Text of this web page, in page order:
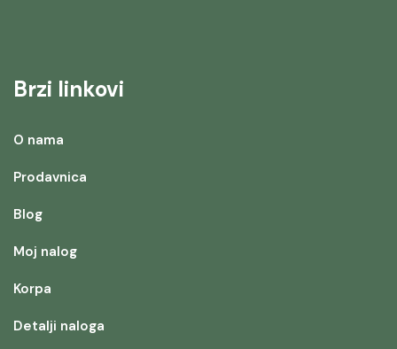
Brzi linkovi
O nama
Prodavnica
Blog
Moj nalog
Korpa
Detalji naloga